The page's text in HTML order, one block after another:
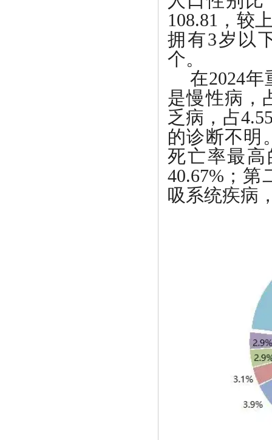
108.81，较
拥有3岁以
个。
在2024
是慢性病，
乏病，占
的诊断不明
死亡率最
40.67%；
吸系统疾病